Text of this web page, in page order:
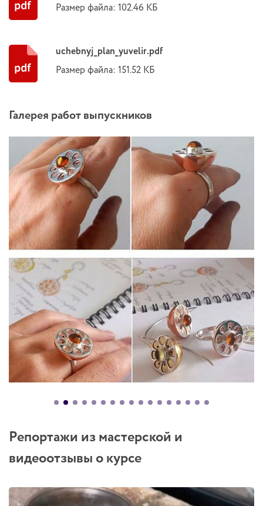
Размер файла: 102.46 КБ
uchebnyj_plan_yuvelir.pdf
Размер файла: 151.52 КБ
Галерея работ выпускников
Репортажи из мастерской и
видеоотзывы о курсе